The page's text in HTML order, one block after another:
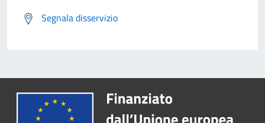
Segnala disservizio